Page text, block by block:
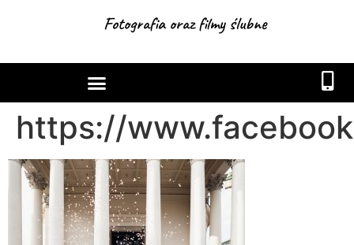
Fotografia oraz filmy ślubne
https://